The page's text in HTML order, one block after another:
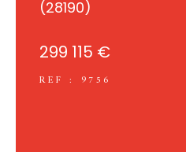
(28190)
299 115 €
REF : 9756